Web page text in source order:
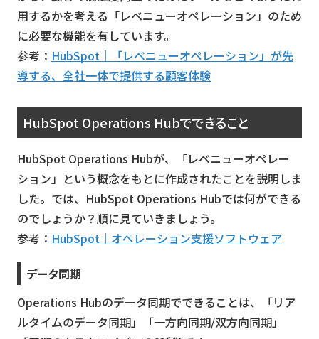
用するかを考える「レベニューオペレーション」のため
に必要な機能を有しています。
参考： HubSpot｜「レベニューオペレーション」が先
導する、全社一体で提供する顧客体験
HubSpot Operations Hubでできること
HubSpot Operations Hubが、「レベニューオペレー
ション」という概念をもとに作成されたことを説明しま
した。では、HubSpot Operations Hubでは何ができる
のでしょうか？順に見ていきましょう。
参考： HubSpot｜オペレーション支援ソフトウェア
データ同期
Operations Hubのデータ同期でできることは、「リア
ルタイムのデータ同期」「一方向同期/双方向同期」